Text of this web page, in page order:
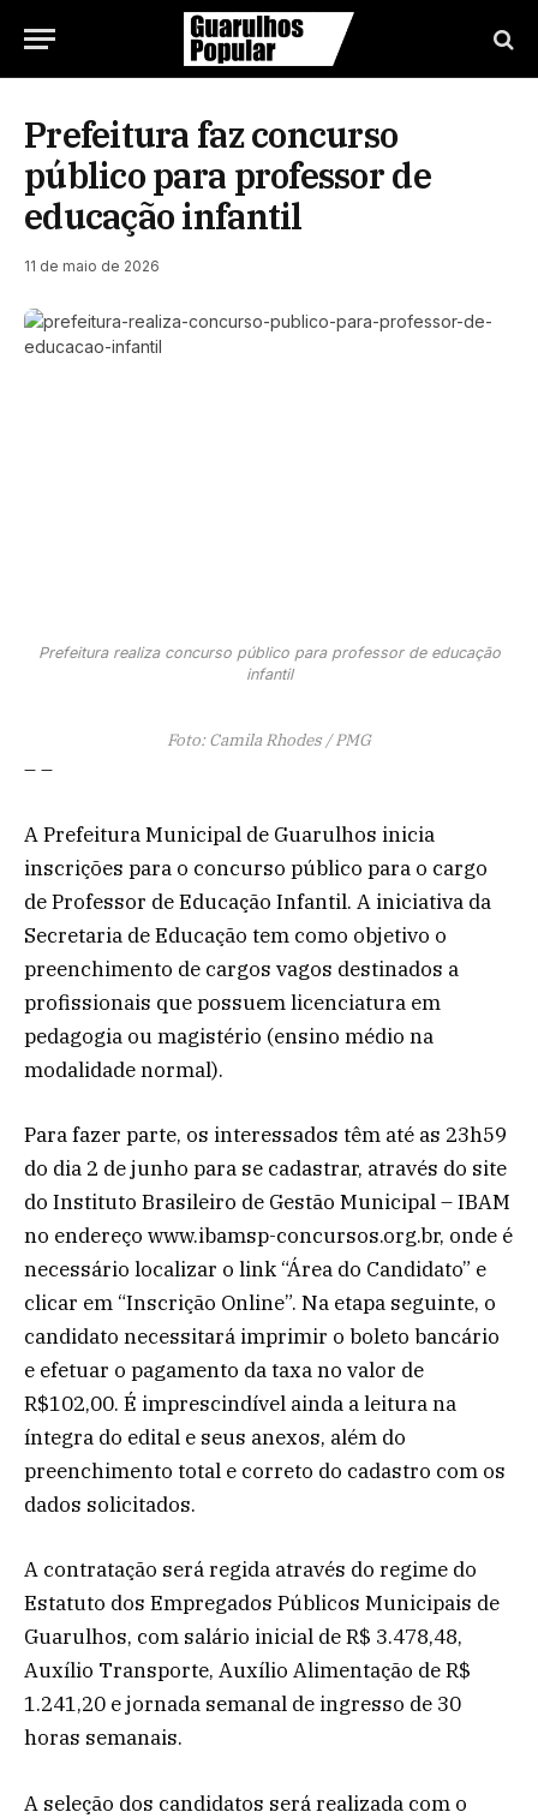
Prefeitura faz concurso
público para professor de
educação infantil
11 de maio de 2026
Prefeitura realiza concurso público para professor de educação
infantil
Foto: Camila Rhodes / PMG
– –
A Prefeitura Municipal de Guarulhos inicia
inscrições para o concurso público para o cargo
de Professor de Educação Infantil. A iniciativa da
Secretaria de Educação tem como objetivo o
preenchimento de cargos vagos destinados a
profissionais que possuem licenciatura em
pedagogia ou magistério (ensino médio na
modalidade normal).
Para fazer parte, os interessados têm até as 23h59
do dia 2 de junho para se cadastrar, através do site
do Instituto Brasileiro de Gestão Municipal – IBAM
no endereço www.ibamsp-concursos.org.br, onde é
necessário localizar o link “Área do Candidato” e
clicar em “Inscrição Online”. Na etapa seguinte, o
candidato necessitará imprimir o boleto bancário
e efetuar o pagamento da taxa no valor de
R$102,00. É imprescindível ainda a leitura na
íntegra do edital e seus anexos, além do
preenchimento total e correto do cadastro com os
dados solicitados.
A contratação será regida através do regime do
Estatuto dos Empregados Públicos Municipais de
Guarulhos, com salário inicial de R$ 3.478,48,
Auxílio Transporte, Auxílio Alimentação de R$
1.241,20 e jornada semanal de ingresso de 30
horas semanais.
A seleção dos candidatos será realizada com o